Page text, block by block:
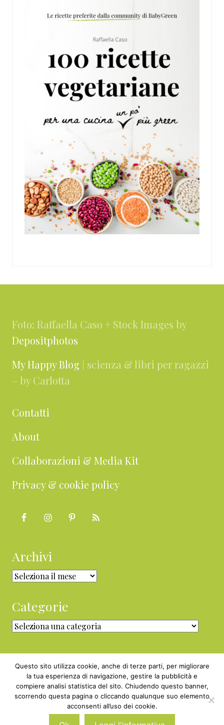
Foto: Raffaella Caso + Stock Images by
Depositphotos
My Happy Blog | scienza & libri per ragazzi
– by Carlotta
Contatti
About
Collaborazioni & Media Kit
Privacy & cookie policy
Archivi
Archivi
Categorie
Categorie
Copyright © 2010 - 2026 BabyGreen™ ·
P.IVA 05829800969 · Webmaster
Questo sito utilizza cookie, anche di terze parti, per migliorare
la tua esperienza di navigazione, gestire la pubblicità e
compiere analisi statistica del sito. Chiudendo questo banner,
scorrendo questa pagina o cliccando qualunque suo elemento
acconsenti all’uso dei cookie.